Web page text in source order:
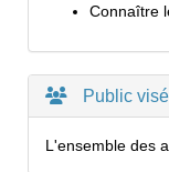
Connaître
Public visé
L'ensemble des